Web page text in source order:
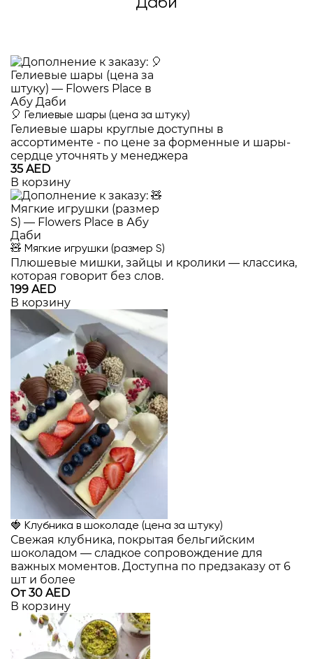
🎈 Гелиевые шары (цена за штуку)
Гелиевые шары круглые доступны в
ассортименте - по цене за форменные и шары-
сердце уточнять у менеджера
35 AED
В корзину
🧸 Мягкие игрушки (размер S)
Плюшевые мишки, зайцы и кролики — классика,
которая говорит без слов.
199 AED
В корзину
🍓 Клубника в шоколаде (цена за штуку)
Свежая клубника, покрытая бельгийским
шоколадом — сладкое сопровождение для
важных моментов. Доступна по предзаказу от 6
шт и более
От 30 AED
В корзину